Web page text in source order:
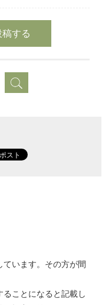
する
います。その方が間
ることになると記載し